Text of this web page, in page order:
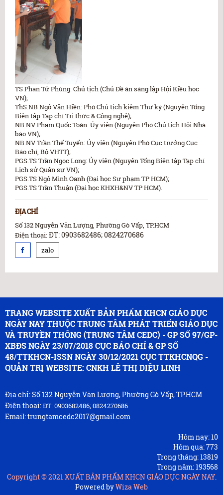
TS Phan Tử Phùng: Chủ tịch (Chủ Đề án sáng lập Hội Kiều học
VN);
ThS.NB Ngô Văn Hiền: Phó Chủ tịch kiêm Thư ký (Nguyên Tổng
Biên tập Tạp chí Tri thức & Công nghệ);
NB.NV Phạm Quốc Toàn: Ủy viên (Nguyên Phó Chủ tịch Hội Nhà
báo VN);
NB.NV Trần Thế Tuyển: Ủy viên (Nguyên Phó Cục trưởng Cục
Báo chí, Bộ VHTT);
PGS.TS Trần Ngọc Long: Ủy viên (Nguyên Tổng Biên tập Tạp chí
Lịch sử Quân sự VN);
PGS.TS Ngô Minh Oanh (Đại học Sư phạm TP HCM);
PGS.TS Trần Thuận (Đại học KHXH&NV TP HCM).
ĐỊA CHỈ
Số 132 Nguyễn Văn Lượng, Phường Gò Vấp, TP.HCM
Điện thoại:ĐT: 0903682486; 0824270686
zalo
TRANG WEBSITE XUẤT BẢN PHẨM KHCN GIÁO DỤC
NGÀY NAY THUỘC TRUNG TÂM PHÁT TRIỂN GIÁO DỤC
VÀ TRUYỀN THÔNG (TRUNG TÂM CEDC) - GP SỐ 97/GP-
XBĐS NGÀY 23/07/2018 CỤC BÁO CHÍ & GP SỐ
48/TTKHCN-ISSN NGÀY 30/12/2021 CỤC TTKHCNQG -
QUẢN TRỊ WEBSITE: CNKH LÊ THỊ DIỆU LINH
Địa chỉ: Số 132 Nguyễn Văn Lượng, Phường Gò Vấp, TP.HCM
Điện thoại:ĐT: 0903682486; 0824270686
Email: trungtamcedc2017@gmail.com
Hôm nay:10
Hôm qua:773
Trong tháng:13819
Trong năm:193568
Copyright © 2021XUẤT BẢN PHẨM KHCN GIÁO DỤC NGÀY NAY.
Powered byWiza Web